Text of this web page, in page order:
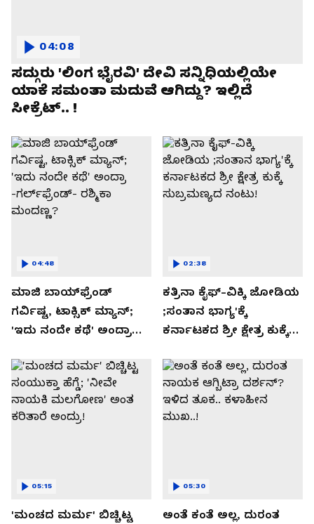
ಸದ್ಗುರು 'ಲಿಂಗ ಭೈರವಿ' ದೇವಿ ಸನ್ನಿಧಿಯಲ್ಲಿಯೇ
ಯಾಕೆ ಸಮಂತಾ ಮದುವೆ ಆಗಿದ್ದು? ಇಲ್ಲಿದೆ
ಸೀಕ್ರೆಟ್.. !
04:08
ಮಾಜಿ ಬಾಯ್‌ಫ್ರೆಂಡ್
ಗರ್ವಿಷ್ಟ, ಟಾಕ್ಸಿಕ್ ಮ್ಯಾನ್;
'ಇದು ನಂದೇ ಕಥೆ' ಅಂದ್ರಾ
ಮಂದಣ್ಣ?
04:48
ಕತ್ರಿನಾ ಕೈಫ್-ವಿಕ್ಕಿ ಜೋಡಿಯ
;ಸಂತಾನ ಭಾಗ್ಯ'ಕ್ಕೆ
ಕರ್ನಾಟಕದ ಶ್ರೀ ಕ್ಷೇತ್ರ ಕುಕ್ಕೆ
02:38
'ಮಂಚದ ಮರ್ಮ' ಬಿಚ್ಚಿಟ್ಟ
05:15
ಅಂತೆ ಕಂತೆ ಅಲ್ಲ, ದುರಂತ
05:30